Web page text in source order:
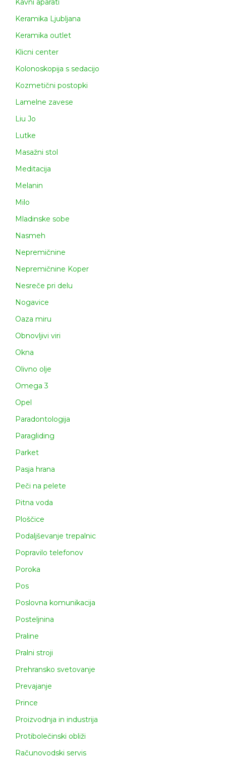
Kavni aparati
Keramika Ljubljana
Keramika outlet
Klicni center
Kolonoskopija s sedacijo
Kozmetični postopki
Lamelne zavese
Liu Jo
Lutke
Masažni stol
Meditacija
Melanin
Milo
Mladinske sobe
Nasmeh
Nepremičnine
Nepremičnine Koper
Nesreče pri delu
Nogavice
Oaza miru
Obnovljivi viri
Okna
Olivno olje
Omega 3
Opel
Paradontologija
Paragliding
Parket
Pasja hrana
Peči na pelete
Pitna voda
Ploščice
Podaljševanje trepalnic
Popravilo telefonov
Poroka
Pos
Poslovna komunikacija
Posteljnina
Praline
Pralni stroji
Prehransko svetovanje
Prevajanje
Prince
Proizvodnja in industrija
Protibolečinski obliži
Računovodski servis